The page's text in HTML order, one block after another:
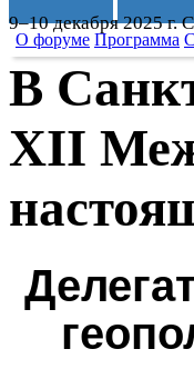
9–10 декабря 2025 г.
О форуме Программа
В
XII